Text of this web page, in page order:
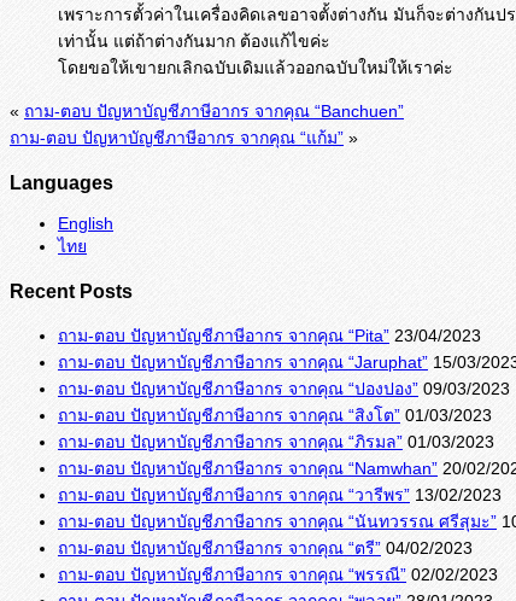
เพราะการตั้วค่าในเครื่องคิดเลขอาจตั้งต่างกัน มันก็จะต่างกันป
เท่านั้น แต่ถ้าต่างกันมาก ต้องแก้ไขค่ะ
โดยขอให้เขายกเลิกฉบับเดิมแล้วออกฉบับใหม่ให้เราค่ะ
« ถาม-ตอบ ปัญหาบัญชีภาษีอากร จากคุณ “Banchuen”
ถาม-ตอบ ปัญหาบัญชีภาษีอากร จากคุณ “แก้ม” »
Languages
English
ไทย
Recent Posts
ถาม-ตอบ ปัญหาบัญชีภาษีอากร จากคุณ “Pita” 23/04/2023
ถาม-ตอบ ปัญหาบัญชีภาษีอากร จากคุณ “Jaruphat” 15/03/
ถาม-ตอบ ปัญหาบัญชีภาษีอากร จากคุณ “ปองปอง” 09/03/2023
ถาม-ตอบ ปัญหาบัญชีภาษีอากร จากคุณ “สิงโต” 01/03/2023
ถาม-ตอบ ปัญหาบัญชีภาษีอากร จากคุณ “ภิรมล” 01/03/2023
ถาม-ตอบ ปัญหาบัญชีภาษีอากร จากคุณ “Namwhan” 20/02/
ถาม-ตอบ ปัญหาบัญชีภาษีอากร จากคุณ “วารีพร” 13/02/2023
ถาม-ตอบ ปัญหาบัญชีภาษีอากร จากคุณ “นันทวรรณ ศรีสุมะ”
ถาม-ตอบ ปัญหาบัญชีภาษีอากร จากคุณ “ตรี” 04/02/2023
ถาม-ตอบ ปัญหาบัญชีภาษีอากร จากคุณ “พรรณี” 02/02/2023